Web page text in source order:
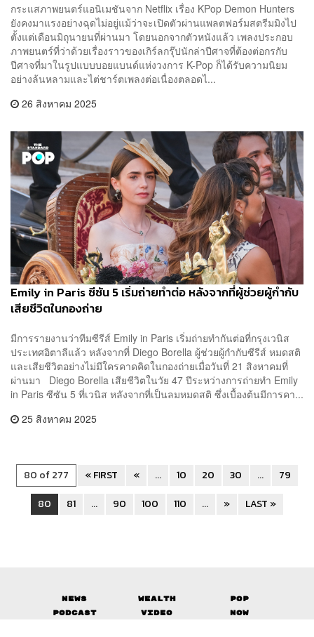
กระแสภาพยนตร์แอนิเมชันจาก Netflix เรื่อง KPop Demon Hunters
ยังคงมาแรงอย่างฉุดไม่อยู่แม้ว่าจะเปิดตัวผ่านแพลตฟอร์มสตรีมมิงไป
ตั้งแต่เดือนมิถุนายนที่ผ่านมา โดยนอกจากตัวหนังแล้ว เพลงประกอบ
ภาพยนตร์ที่ว่าด้วยเรื่องราวของเกิร์ลกรุ๊ปนักล่าปีศาจที่ต้องต่อกรกับ
ปีศาจที่มาในรูปแบบบอยแบนด์แห่งวงการ K-Pop ก็ได้รับความนิยม
อย่างล้นหลามและไต่ชาร์ตเพลงต่อเนื่องตลอดไ...
26 สิงหาคม 2025
Emily in Paris ซีซัน 5 เริ่มถ่ายทำต่อ หลังจากที่ผู้ช่วยผู้กำกับ
เสียชีวิตในกองถ่าย
มีการรายงานว่าทีมซีรีส์ Emily in Paris เริ่มถ่ายทำกันต่อที่กรุงเวนิส
ประเทศอิตาลีแล้ว หลังจากที่ Diego Borella ผู้ช่วยผู้กำกับซีรีส์ หมดสติ
และเสียชีวิตอย่างไม่มีใครคาดคิดในกองถ่ายเมื่อวันที่ 21 สิงหาคมที่
ผ่านมา Diego Borella เสียชีวิตในวัย 47 ปีระหว่างการถ่ายทำ Emily
in Paris ซีซัน 5 ที่เวนิส หลังจากที่เป็นลมหมดสติ ซึ่งเบื้องต้นมีการคา...
25 สิงหาคม 2025
80 of 277 « FIRST « ... 10 20 30 ...
79
80
81 ... 90 100 110 ... » LAST »
News Wealth
Pop
Podcast
Video
Now